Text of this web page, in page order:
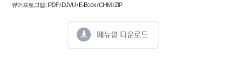
뷰어프로그램 : PDF / DJVU / E-Book / CHM / ZIP